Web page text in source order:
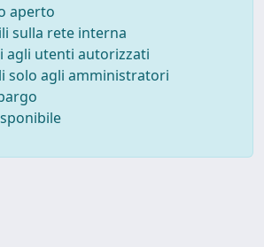
aperto
sulla rete interna
agli utenti autorizzati
solo agli amministratori